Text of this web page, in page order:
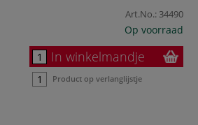
Art.No.: 34490
Op voorraad
In winkelmandje
Product op verlanglijstje